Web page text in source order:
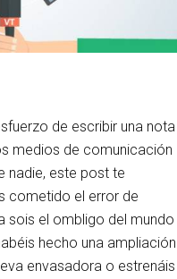
de escribir una nota
medios de comunicación
nadie, este post te
cometido el error de
sois el ombligo del mundo
hecho una ampliación
envasadora o estrenáis